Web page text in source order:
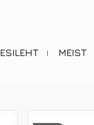
ESILEHT MEIST